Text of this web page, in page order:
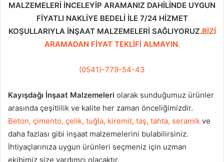
MALZEMELERİ İNCELEYİP ARAMANIZ DAHİLİNDE UYGUN
FİYATLI NAKLİYE BEDELİ İLE 7/24 HİZMET
KOŞULLARIYLA İNŞAAT MALZEMELERİ SAĞLIYORUZ.BİZİ
ARAMADAN FİYAT TEKLİFİ ALMAYIN.
(0541)-779-54-43
Kayışdağı İnşaat Malzemeleri olarak sunduğumuz ürünler
arasında çeşitlilik ve kalite her zaman önceliğimizdir.
Beton, çimento, çelik, tuğla, kiremit, taş, tahta, seramik ve
daha fazlası gibi inşaat malzemelerini bulabilirsiniz.
İhtiyaçlarınıza uygun ürünleri seçmeniz için uzman
ekibimiz size yardımcı olacaktır.